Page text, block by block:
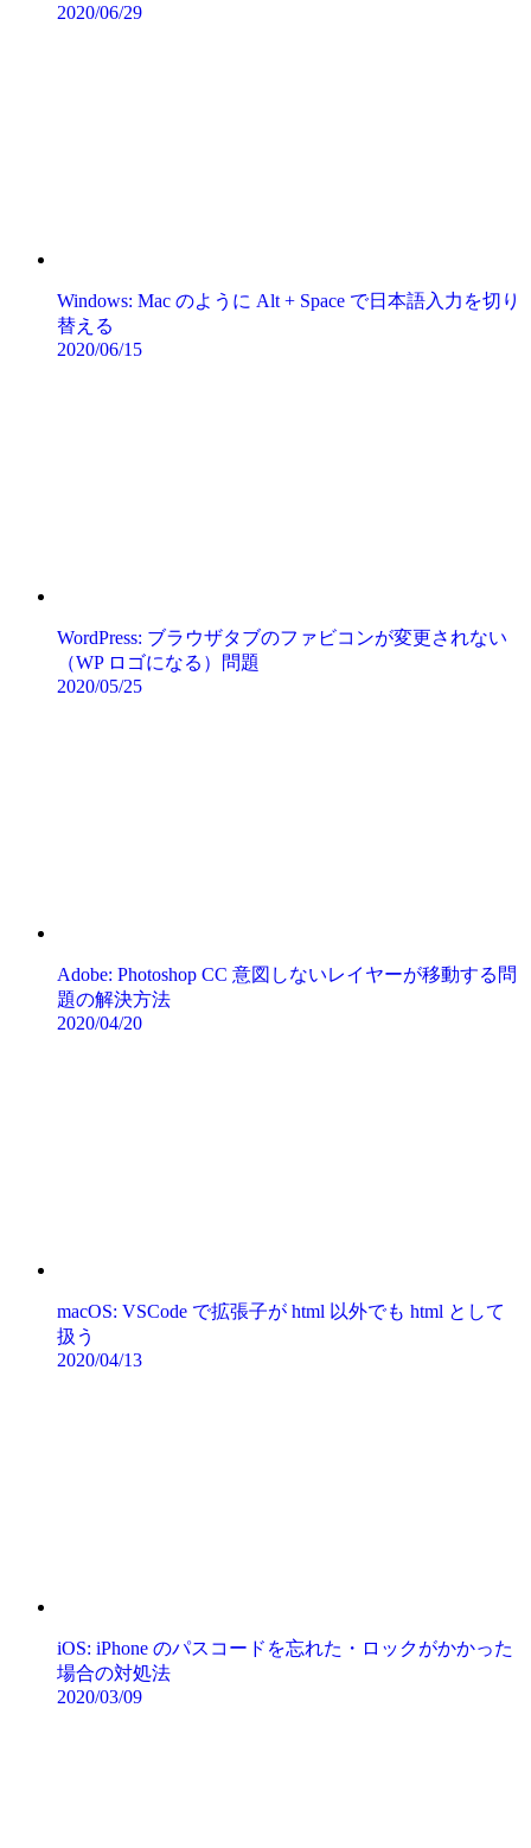
2020/06/29
Windows: Mac のように Alt + Space で日本語入力を切り
替える
2020/06/15
WordPress: ブラウザタブのファビコンが変更されない
（WP ロゴになる）問題
2020/05/25
Adobe: Photoshop CC 意図しないレイヤーが移動する問
題の解決方法
2020/04/20
macOS: VSCode で拡張子が html 以外でも html として
扱う
2020/04/13
iOS: iPhone のパスコードを忘れた・ロックがかかった
場合の対処法
2020/03/09